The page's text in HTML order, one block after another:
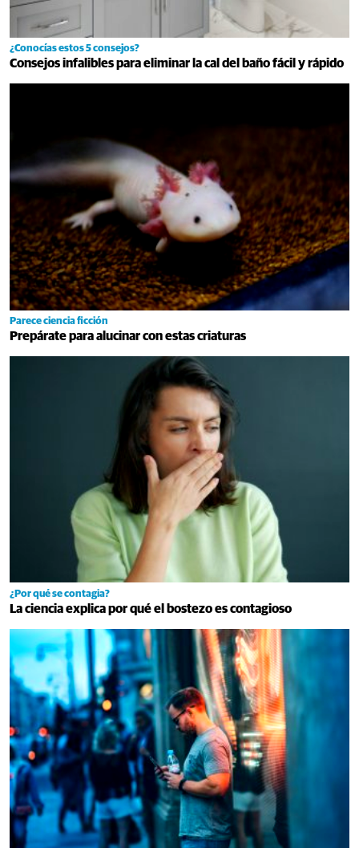
¿Conocías estos 5 consejos?
Consejos infalibles para eliminar la cal del baño fácil y rápido
Parece ciencia ficción
Prepárate para alucinar con estas criaturas
¿Por qué se contagia?
La ciencia explica por qué el bostezo es contagioso